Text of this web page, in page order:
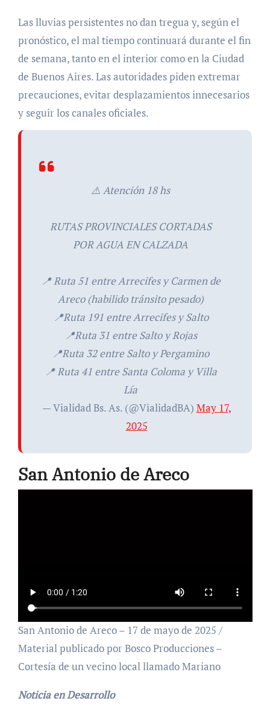
Las lluvias persistentes no dan tregua y, según el
pronóstico, el mal tiempo continuará durante el fin
de semana, tanto en el interior como en la Ciudad
de Buenos Aires. Las autoridades piden extremar
precauciones, evitar desplazamientos innecesarios
y seguir los canales oficiales.
⚠️ Atención 18 hs
RUTAS PROVINCIALES CORTADAS
POR AGUA EN CALZADA
📍 Ruta 51 entre Arrecifes y Carmen de
Areco (habilido tránsito pesado)
📍Ruta 191 entre Arrecifes y Salto
📍Ruta 31 entre Salto y Rojas
📍Ruta 32 entre Salto y Pergamino
📍 Ruta 41 entre Santa Coloma y Villa
Lía
— Vialidad Bs. As. (@VialidadBA) May 17,
2025
San Antonio de Areco
San Antonio de Areco – 17 de mayo de 2025 /
Material publicado por Bosco Producciones –
Cortesía de un vecino local llamado Mariano
Noticia en Desarrollo